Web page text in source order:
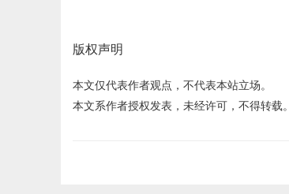
版权声明
本文仅代表作者观点，不代表本站立场。
本文系作者授权发表，未经许可，不得转载。